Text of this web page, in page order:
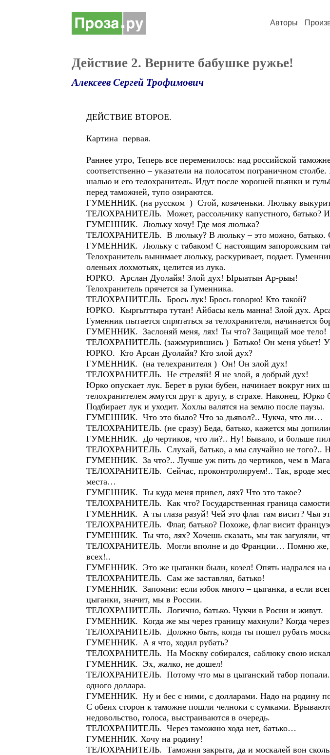
Авторы
Действие 2. Верните бабушке ружье!
Алексеев Сергей Трофимович
ДЕЙСТВИЕ ВТОРОЕ.
Картина первая.
Раннее утро, Теперь все переменилось: над российской
соответственно – указатели на полосатом пограничном
шалью и его телохранитель. Идут после хорошей пьянки и
перед таможней, тупо озираются.
ГУМЕННИК. (на русском ) Стой, козаченьки. Люльку
ТЕЛОХРАНИТЕЛЬ. Может, рассольчику капустного, батько?
ГУМЕННИК. Люльку хочу! Где моя люлька?
ТЕЛОХРАНИТЕЛЬ. В люльку? В люльку – это можно, батько.
ГУМЕННИК. Люльку с табаком! С настоящим запорожским
Телохранитель вынимает люльку, раскуривает, подает.
оленьих лохмотьях, целится из лука.
ЮРКО. Арслан Дуолайя! Злой дух! Ырыатын Ар-рыы!
Телохранитель прячется за Гуменника.
ТЕЛОХРАНИТЕЛЬ. Брось лук! Брось говорю! Кто такой?
ЮРКО. Кыргыттыра тутан! Айбасы кель манна! Злой дух.
Гуменник пытается спрятаться за телохранителя, начинается
ГУМЕННИК. Заслоняй меня, лях! Ты что? Защищай мое тело!
ТЕЛОХРАНИТЕЛЬ. (зажмурившись ) Батько! Он меня убьет!
ЮРКО. Кто Арсан Дуолайя? Кто злой дух?
ГУМЕННИК. (на телехранителя ) Он! Он злой дух!
ТЕЛОХРАНИТЕЛЬ. Не стреляй! Я не злой, я добрый дух!
Юрко опускает лук. Берет в руки бубен, начинает вокруг них
телохранителем жмутся друг к другу, в страхе. Наконец,
Подбирает лук и уходит. Хохлы валятся на землю после паузы.
ГУМЕННИК. Что это было? Что за дьявол?.. Чукча, что ли…
ТЕЛОХРАНИТЕЛЬ. (не сразу) Беда, батько, кажется мы
ГУМЕННИК. До чертиков, что ли?.. Ну! Бывало, и больше
ТЕЛОХРАНИТЕЛЬ. Слухай, батько, а мы случайно не того?..
ГУМЕННИК. За что?.. Лучше уж пить до чертиков, чем в
ТЕЛОХРАНИТЕЛЬ. Сейчас, проконтролируем!.. Так, вроде
места…
ГУМЕННИК. Ты куда меня привел, лях? Что это такое?
ТЕЛОХРАНИТЕЛЬ. Как что? Государственная граница
ГУМЕННИК. А ты глаза разуй! Чей это флаг там висит? Чья
ТЕЛОХРАНИТЕЛЬ. Флаг, батько? Похоже, флаг висит
ГУМЕННИК. Ты что, лях? Хочешь сказать, мы так загуляли,
ТЕЛОХРАНИТЕЛЬ. Могли вполне и до Франции… Помню же,
всех!..
ГУМЕННИК. Это же цыганки были, козел! Опять надрался на
ТЕЛОХРАНИТЕЛЬ. Сам же заставлял, батько!
ГУМЕННИК. Запомни: если юбок много – цыганка, а если
цыганки, значит, мы в России.
ТЕЛОХРАНИТЕЛЬ. Логично, батько. Чукчи в Росии и живут.
ГУМЕННИК. Когда же мы через границу махнули? Когда через
ТЕЛОХРАНИТЕЛЬ. Должно быть, когда ты пошел рубать
ГУМЕННИК. А я что, ходил рубать?
ТЕЛОХРАНИТЕЛЬ. На Москву собирался, саблюку свою
ГУМЕННИК. Эх, жалко, не дошел!
ТЕЛОХРАНИТЕЛЬ. Потому что мы в цыганский табор
одного доллара.
ГУМЕННИК. Ну и бес с ними, с долларами. Надо на родину
С обеих сторон к таможне пошли челноки с сумками.
недовольство, голоса, выстраиваются в очередь.
ТЕЛОХРАНИТЕЛЬ. Через таможню хода нет, батько…
ГУМЕННИК. Хочу на родину!
ТЕЛОХРАНИТЕЛЬ. Таможня закрыта, да и москалей вон